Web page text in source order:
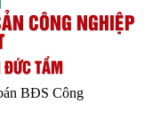
CÔNG NGHIỆP
ĐỨC TẦM
BĐS Công